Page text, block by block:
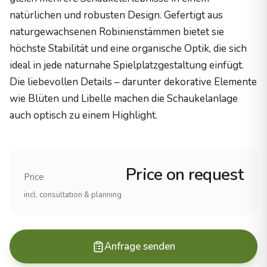
Holzzertifizierung
PEFC-zertifiziertes Robinienholz
Herstellung
100% Made in Germany
Haltbarkeit
25+ Jahre (Robinienholz)
Erfahrung und Referenzen
Erfahrung
Reichweite
Alle 16 BundeslÃ¤nder, international
KlettergerÃ¼ste (verschiedene Schwierigkeitsgrade)
Schaukeln und Wippen
natürlichen und robusten Design. Gefertigt aus
naturgewachsenen Robinienstämmen bietet sie
höchste Stabilität und eine organische Optik, die sich
ideal in jede naturnahe Spielplatzgestaltung einfügt.
Die liebevollen Details – darunter dekorative Elemente
wie Blüten und Libelle machen die Schaukelanlage
auch optisch zu einem Highlight.
Price Price on request
incl. consultation & planning
Anfrage senden